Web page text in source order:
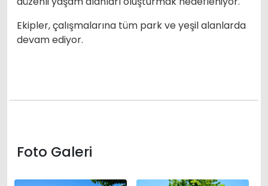
Ekipler, çalışmalarına tüm park ve yeşil alanlarda
devam ediyor.
Foto Galeri